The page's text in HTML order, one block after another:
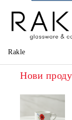
La Reine
Rakle
Нови